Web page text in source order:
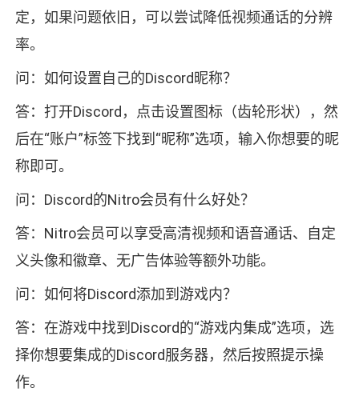
定，如果问题依旧，可以尝试降低视频通话的分辨
率。
问：如何设置自己的Discord昵称？
答：打开Discord，点击设置图标（齿轮形状），然
后在“账户”标签下找到“昵称”选项，输入你想要的昵
称即可。
问：Discord的Nitro会员有什么好处？
答：Nitro会员可以享受高清视频和语音通话、自定
义头像和徽章、无广告体验等额外功能。
问：如何将Discord添加到游戏内？
答：在游戏中找到Discord的“游戏内集成”选项，选
择你想要集成的Discord服务器，然后按照提示操
作。